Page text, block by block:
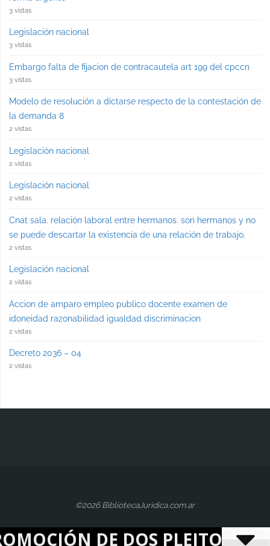
3 vistas
Legislación nacional
3 vistas
Embargo falta de fijacion de contracautela art 199 del cpccn
3 vistas
Modelo de resolución a dictarse respecto de la contestación de
la demanda 8
2 vistas
Legislación nacional
2 vistas
Legislación nacional
2 vistas
Cnat sala. relación laboral entre hermanos. son hermanos y no
se puede descartar la existencia de una relación de trabajo.
2 vistas
Legislación nacional
2 vistas
Accion de amparo empleo publico docente examen de
idoneidad razonabilidad igualdad discriminacion
2 vistas
Decreto 2036 – 04
2 vistas
©2026 BibliotecaJuridica.com.ar
DOS PLEITOS DISTINTOS